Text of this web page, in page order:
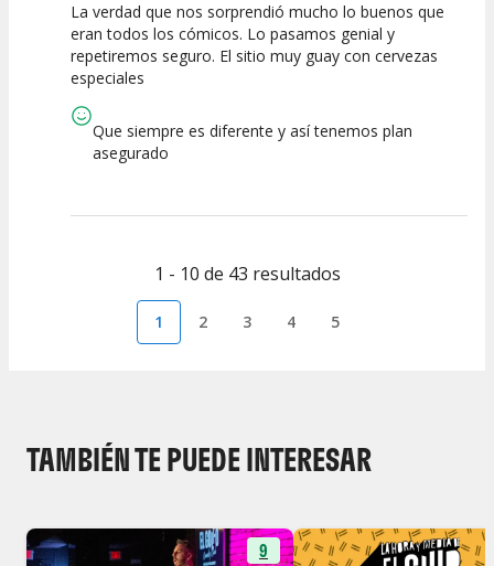
10
Calidad del
Espectáculo
10
Puesta en
10
Interpretación
La verdad que nos sorprendió mucho lo buenos que
eran todos los cómicos. Lo pasamos genial y
repetiremos seguro. El sitio muy guay con cervezas
especiales
Que siempre es diferente y así tenemos plan
asegurado
1 - 10 de 43 resultados
1 2 3 4 5
TAMBIÉN TE PUEDE INTERESAR
9